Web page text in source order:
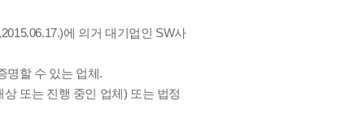
에 의거 대기업인 SW사
명할 수 있는 업체.
또는 진행 중인 업체) 또는 법정